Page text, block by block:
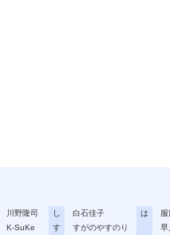
川野隆司
K-SuKe
し
白石佳子
す
すがのやすのり
は
早